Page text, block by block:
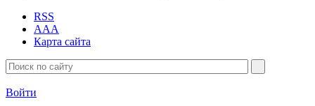
RSS
AAA
Карта сайта
Войти